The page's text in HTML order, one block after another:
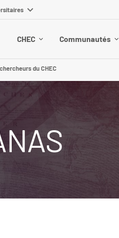
CHEC Communautés
du CHEC